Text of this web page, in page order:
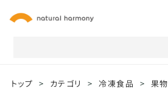
トップ > カテゴリ > 冷凍食品 > 果物